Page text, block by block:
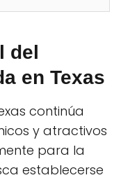
del
en Texas
continúa
y atractivos
para la
establecerse